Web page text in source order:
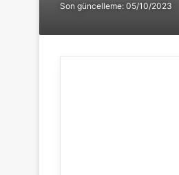
Son güncelleme: 05/10/2023